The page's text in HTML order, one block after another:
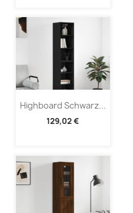
Highboard Schwarz...
129,02 €